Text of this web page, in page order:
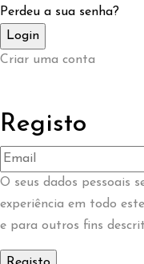
Perdeu a sua senha?
Criar uma conta
Registo
O seus dados pessoais
experiência em todo
e para outros fins